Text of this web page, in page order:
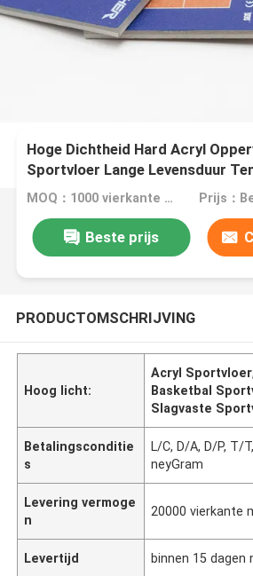
Hoge Dichtheid Hard Acryl
Sportvloer Lange Levensduur
Duurzaam Basketbal Bestrating
Oplossing Gratis Ontwerp
Standaard
MOQ：1000 vierkante meter Prijs：
Beste prijs
PRODUCTOMSCHRIJVING
Hoog licht:
Acryl Sportvloer,
Basketbal
Slagvaste
Betalingsconditie
s
L/C, D/A, D/P, T/
neyGram
Levering vermoge
n
20000 vierkante
Levertijd binnen 15 dagen